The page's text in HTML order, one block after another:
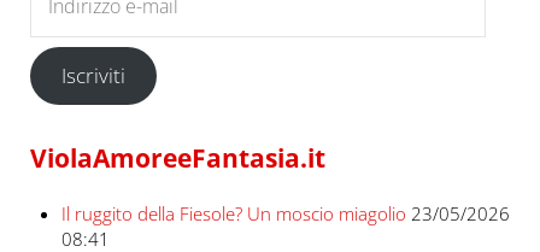
Iscriviti
ViolaAmoreeFantasia.it
Il ruggito della Fiesole? Un moscio miagolio 23/05/2026
08:41